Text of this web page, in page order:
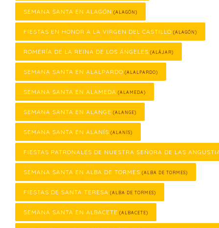
SEMANA SANTA EN ALAGÓN (ALAGÓN)
FIESTAS EN HONOR A LA VIRGEN DEL CASTILLO (ALAGÓN)
ROMERÍA DE LA REINA DE LOS ÁNGELES (ALÁJAR)
SEMANA SANTA EN ALALPARDO (ALALPARDO)
SEMANA SANTA EN ALAMEDA (ALAMEDA)
SEMANA SANTA EN ALANGE (ALANGE)
SEMANA SANTA EN ALANÍS (ALANÍS)
FIESTAS PATRONALES DE NUESTRA SEÑORA DE LAS
SEMANA SANTA EN ALBA DE TORMES (ALBA DE TORMES)
FIESTAS DE SANTA TERESA (ALBA DE TORMES)
SEMANA SANTA EN ALBACETE (ALBACETE)